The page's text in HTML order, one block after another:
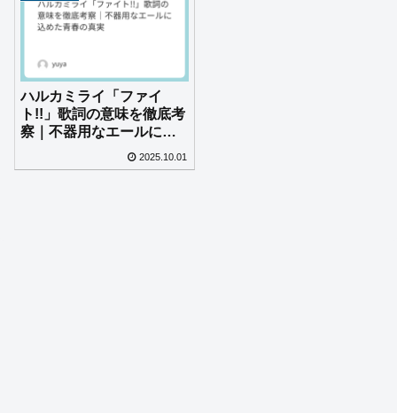
ハルカミライ「ファイ
ト!!」歌詞の意味を徹底考
察｜不器用なエールに込
2025.10.01